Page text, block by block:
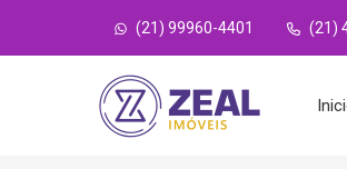
(21) 99960-4401 (21)
Página inicial